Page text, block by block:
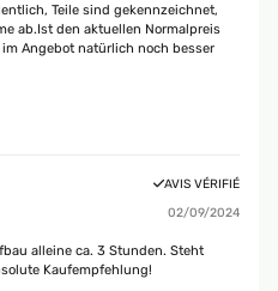
Teile sind gekennzeichnet,
ab.Ist den aktuellen Normalpreis
Angebot natürlich noch besser
AVIS VÉRIFIÉ
02/09/2024
alleine ca. 3 Stunden. Steht
Kaufempfehlung!